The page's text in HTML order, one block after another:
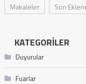
Makaleler
Son
KATEGORILER
Duyurular
Fuarlar